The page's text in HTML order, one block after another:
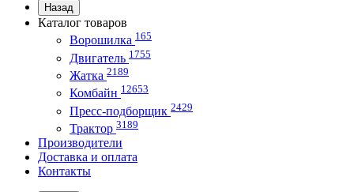
Назад
Каталог товаров
Ворошилка 165
Двигатель 1755
Жатка 2189
Комбайн 12653
Пресс-подборщик 2429
Трактор 3189
Производители
Доставка и оплата
Контакты